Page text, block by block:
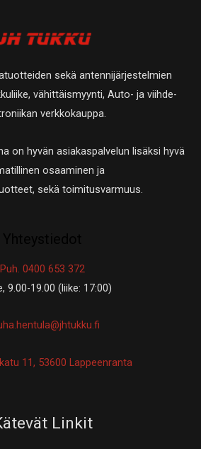
sekä antennijärjestelmien
vähittäismyynti, Auto- ja viihde-
verkkokauppa.
on hyvän asiakaspalvelun lisäksi hyvä
osaaminen ja
sekä toimitusvarmuus.
Puh. 0400 653 372
9.00-19.00 (liike: 17:00)
11, 53600 Lappeenranta
Linkit